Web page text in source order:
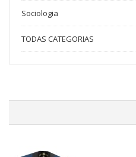
Sociologia
TODAS CATEGORIAS